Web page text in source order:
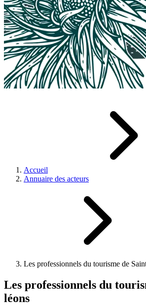
Accueil
Annuaire des acteurs
Les professionnels du tourisme de
Les professionnels du
léons